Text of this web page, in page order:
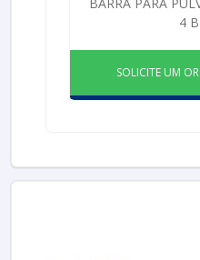
4
SOLICITE UM